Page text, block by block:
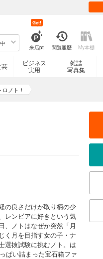
来店pt
Get!
閲覧履歴 My本棚
ビジネス
実用
雑誌
写真集
ロノト！
の良さだけが取り柄の少
レンビアに好きという気
、ノトはなぜか突然「月
く月を目指す女の子・ナ
選抜試験に挑むノト。は
ぱい詰まった宝石箱ファ